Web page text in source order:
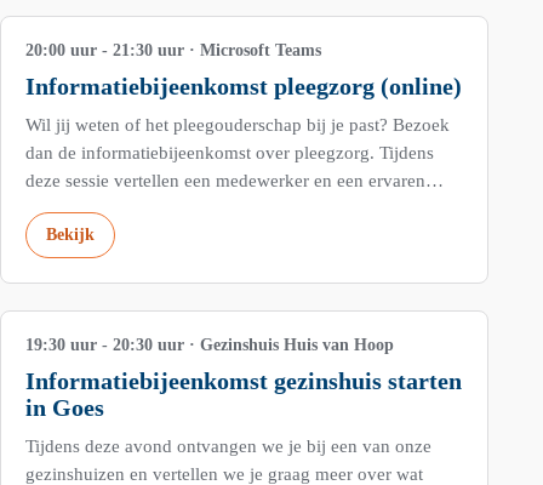
20:00 uur - 21:30 uur · Microsoft Teams
Informatiebijeenkomst pleegzorg (online)
Wil jij weten of het pleegouderschap bij je past? Bezoek
dan de informatiebijeenkomst over pleegzorg. Tijdens
deze sessie vertellen een medewerker en een ervaren…
Bekijk
29
SEP
19:30 uur - 20:30 uur · Gezinshuis Huis van Hoop
Informatiebijeenkomst gezinshuis starten
in Goes
Tijdens deze avond ontvangen we je bij een van onze
gezinshuizen en vertellen we je graag meer over wat